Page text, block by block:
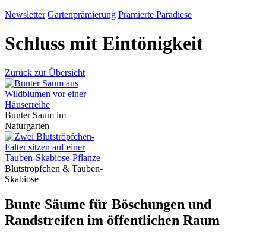
Newsletter Gartenprämierung Prämierte Paradiese
Schluss mit Eintönigkeit
Zurück zur Übersicht
Bunter Saum im
Naturgarten
Blutströpfchen & Tauben-
Skabiose
Bunte Säume für Böschungen und
Randstreifen im öffentlichen Raum